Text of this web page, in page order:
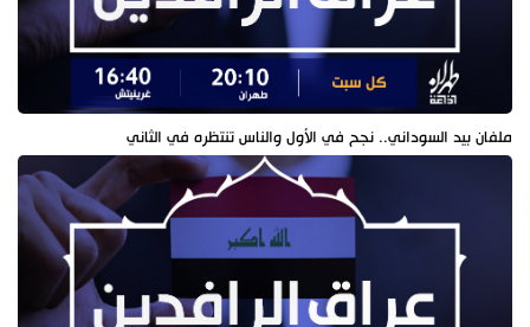
ملفان بيد السوداني.. نجح في الأول والناس تنتظره في الثاني